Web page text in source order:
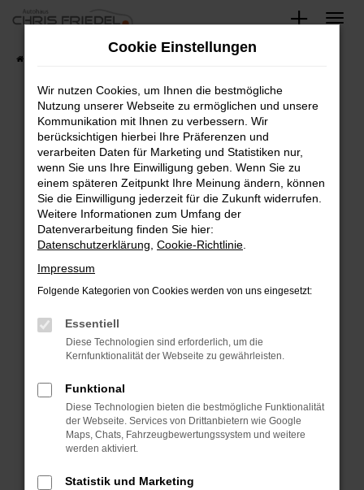
Zum
springen
Fahrzeugsuche
Fehler: Network Error
Beim Laden ist ein Fehler aufgetreten.
Hier sind ein paar Tipps, die dir helfen können:
Überprüfe deine Firewall und deine
Internetverbindung.
Laden andere Webseiten, zum Beispiel deine
Suchmaschine?
Prüfe deine Browsererweiterungen.
können das Laden bestimmter Seiten
verhindern. Funktioniert die Seite in einem
anderen Browser oder in einem privaten
Starte dein Gerät neu.
Das kann manchmal helfen, vorübergehende
Probleme zu beheben.
Betriebssystem auf dem neuesten Stand
Cookie Einstellungen
Wir nutzen Cookies, um Ihnen die bestmögliche
Nutzung unserer Webseite zu ermöglichen und unsere
Kommunikation mit Ihnen zu verbessern. Wir
berücksichtigen hierbei Ihre Präferenzen und
verarbeiten Daten für Marketing und Statistiken nur,
wenn Sie uns Ihre Einwilligung geben. Wenn Sie zu
einem späteren Zeitpunkt Ihre Meinung ändern, können
Sie die Einwilligung jederzeit für die Zukunft widerrufen.
Weitere Informationen zum Umfang der
Datenverarbeitung finden Sie hier:
Datenschutzerklärung Cookie-Richtlinie
Impressum
Folgende Kategorien von Cookies werden von uns eingesetzt:
Essentiell
Diese Technologien sind erforderlich, um die
Kernfunktionalität der Webseite zu gewährleisten.
Funktional
Diese Technologien bieten die bestmögliche Funktionalität
der Webseite. Services von Drittanbietern wie Google
Maps, Chats, Fahrzeugbewertungssystem und weitere
werden aktiviert.
Statistik und Marketing